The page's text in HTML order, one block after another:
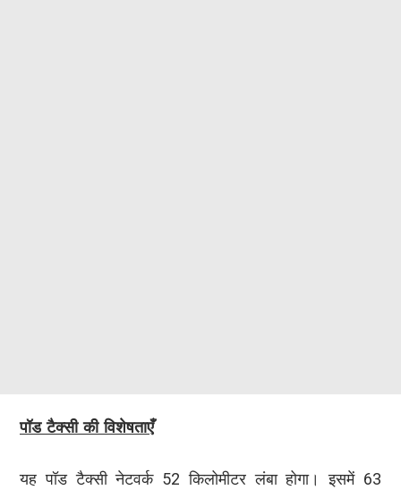
पॉड टैक्सी की विशेषताएँ
यह पॉड टैक्सी नेटवर्क 52 किलोमीटर लंबा होगा। इसमें 63